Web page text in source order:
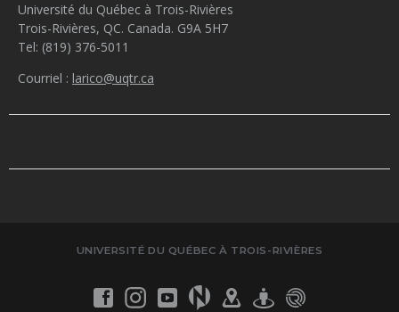
Université du Québec à Trois-Rivières
Trois-Rivières, QC. Canada. G9A 5H7
Tel: (819) 376-5011
Courriel : larico@uqtr.ca
UNIVERSITÉ DU QUÉBEC À TROIS-RIVIÈRES